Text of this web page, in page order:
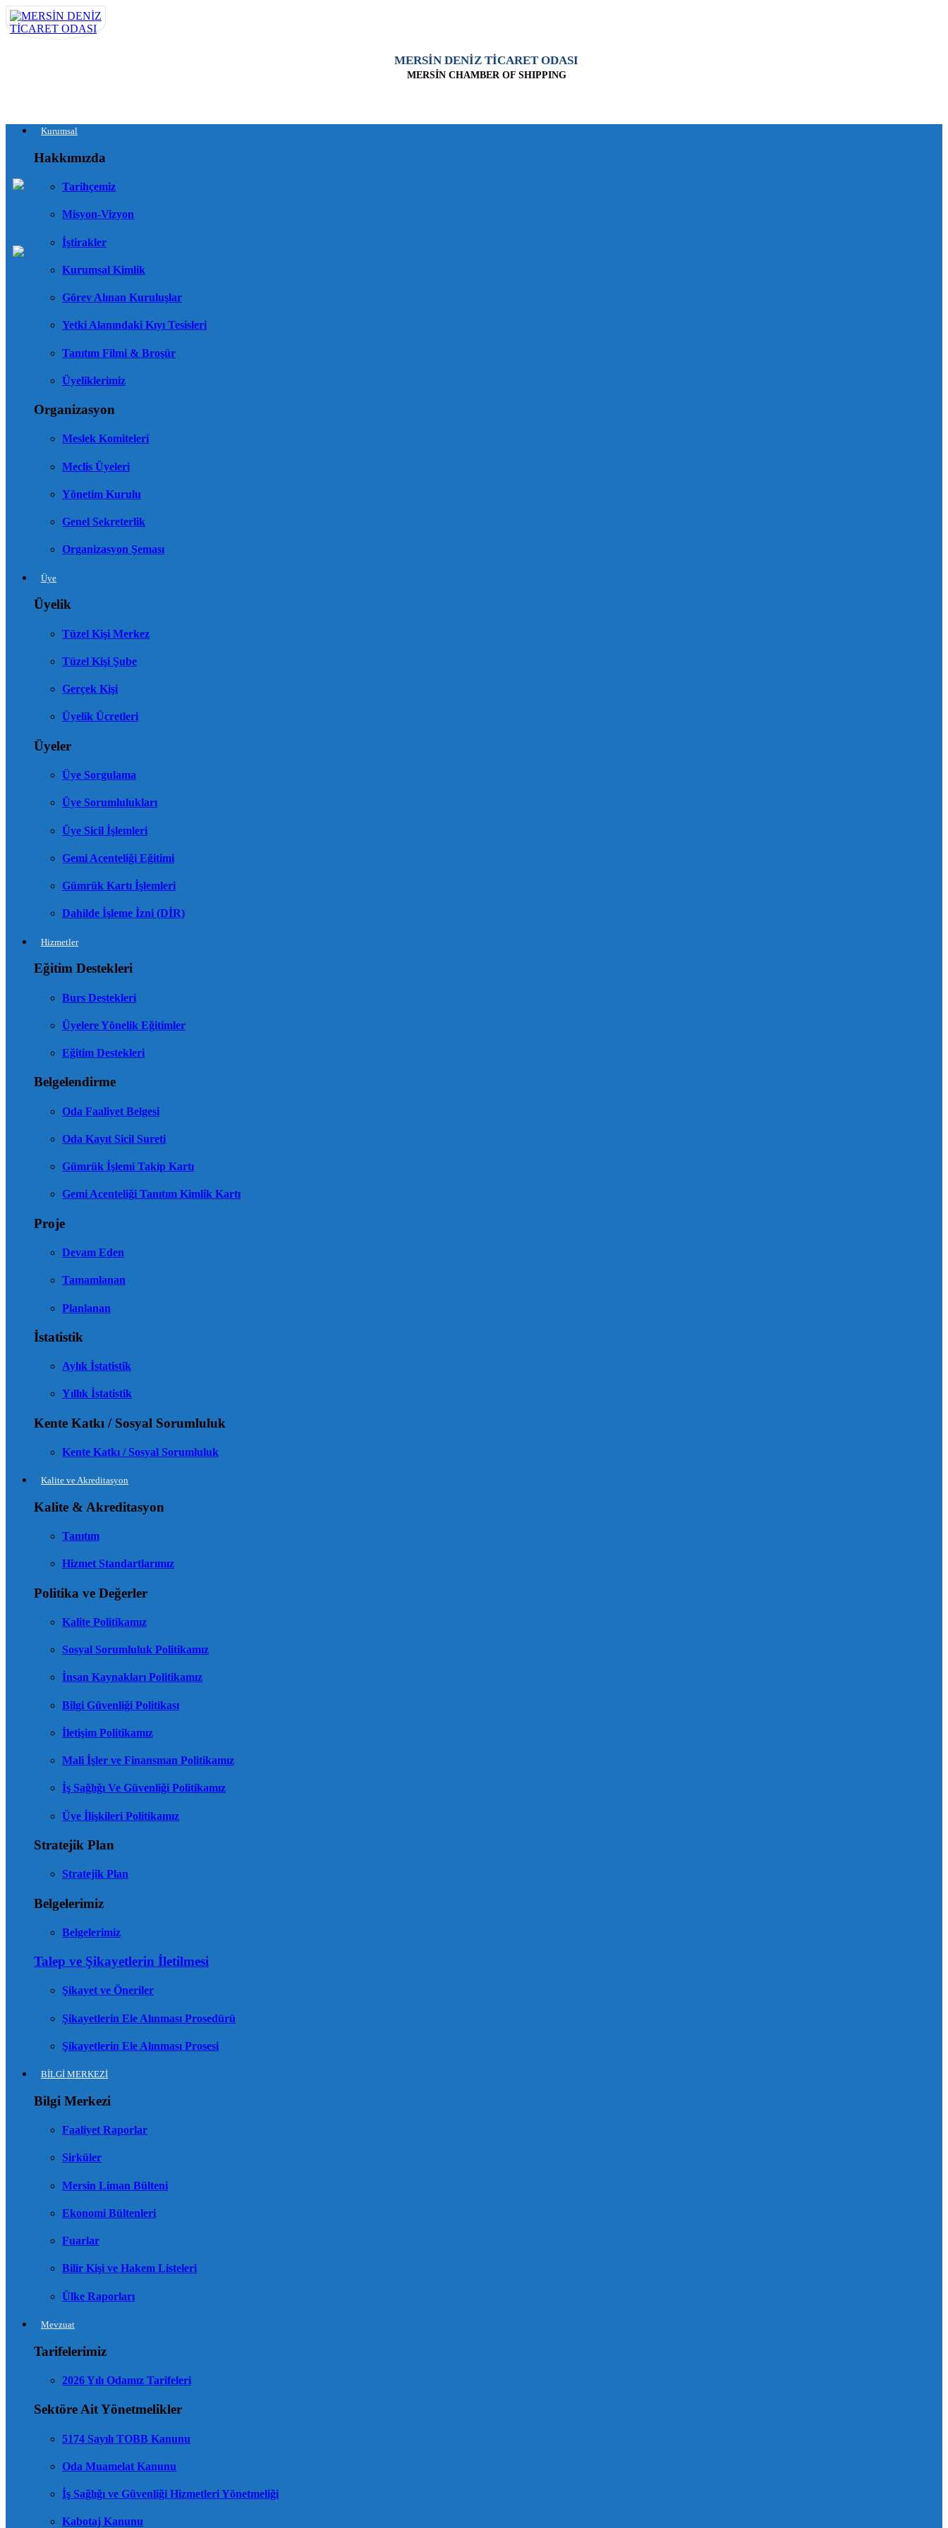
MERSİN DENİZ TİCARET ODASI
MERSİN CHAMBER OF SHIPPING
Kurumsal
Hakkımızda
Tarihçemiz
Misyon-Vizyon
İştirakler
Kurumsal Kimlik
Görev Alınan Kuruluşlar
Yetki Alanındaki Kıyı Tesisleri
Tanıtım Filmi & Broşür
Üyeliklerimiz
Organizasyon
Meslek Komiteleri
Meclis Üyeleri
Yönetim Kurulu
Genel Sekreterlik
Organizasyon Şeması
Üye
Üyelik
Tüzel Kişi Merkez
Tüzel Kişi Şube
Gerçek Kişi
Üyelik Ücretleri
Üyeler
Üye Sorgulama
Üye Sorumlulukları
Üye Sicil İşlemleri
Gemi Acenteliği Eğitimi
Gümrük Kartı İşlemleri
Dahilde İşleme İzni (DİR)
Hizmetler
Eğitim Destekleri
Burs Destekleri
Üyelere Yönelik Eğitimler
Eğitim Destekleri
Belgelendirme
Oda Faaliyet Belgesi
Oda Kayıt Sicil Sureti
Gümrük İşlemi Takip Kartı
Gemi Acenteliği Tanıtım Kimlik Kartı
Proje
Devam Eden
Tamamlanan
Planlanan
İstatistik
Aylık İstatistik
Yıllık İstatistik
Kente Katkı / Sosyal Sorumluluk
Kente Katkı / Sosyal Sorumluluk
Kalite ve Akreditasyon
Kalite & Akreditasyon
Tanıtım
Hizmet Standartlarımız
Politika ve Değerler
Kalite Politikamız
Sosyal Sorumluluk Politikamız
İnsan Kaynakları Politikamız
Bilgi Güvenliği Politikası
İletişim Politikamız
Mali İşler ve Finansman Politikamız
İş Sağlığı Ve Güvenliği Politikamız
Üye İlişkileri Politikamız
Stratejik Plan
Stratejik Plan
Belgelerimiz
Belgelerimiz
Talep ve Şikayetlerin İletilmesi
Şikayet ve Öneriler
Şikayetlerin Ele Alınması Prosedürü
Şikayetlerin Ele Alınması Prosesi
BİLGİ MERKEZİ
Bilgi Merkezi
Faaliyet Raporlar
Sirküler
Mersin Liman Bülteni
Ekonomi Bültenleri
Fuarlar
Bilir Kişi ve Hakem Listeleri
Ülke Raporları
Mevzuat
Tarifelerimiz
2026 Yılı Odamız Tarifeleri
Sektöre Ait Yönetmelikler
5174 Sayılı TOBB Kanunu
Oda Muamelat Kanunu
İş Sağlığı ve Güvenliği Hizmetleri Yönetmeliği
Kabotaj Kanunu